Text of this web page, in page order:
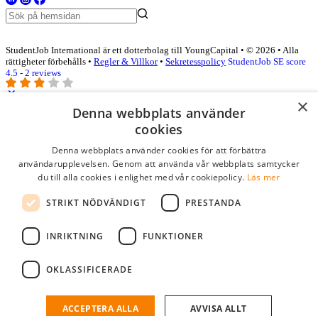
StudentJob International är ett dotterbolag till YoungCapital • © 2026 • Alla
rättigheter förbehålls • Regler & Villkor• Sekretesspolicy StudentJob SE score
4.5 - 2 reviews
Logga in som företag
Lösenord
kom ihåg mig
logga in
Kostnadsfri företagsprofil
och söka efter passande kandidater till ditt företag.
×
Denna webbplats använder
cookies
Denna webbplats använder cookies för att förbättra
användarupplevelsen. Genom att använda vår webbplats samtycker
du till alla cookies i enlighet med vår cookiepolicy. Läs mer
STRIKT NÖDVÄNDIGT PRESTANDA
INRIKTNING FUNKTIONER
OKLASSIFICERADE
ACCEPTERA ALLA AVVISA ALLT